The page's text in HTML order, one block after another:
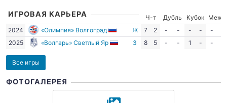
ИГРОВАЯ КАРЬЕРА Ч-т Дубль Кубок
Межд.
2024
«Олимпия» Волгоград Ж 7 2 - - - - -
2025
«Волгарь» Светлый Яр З 8 5 - - 1 - -
Все игры
ФОТОГАЛЕРЕЯ